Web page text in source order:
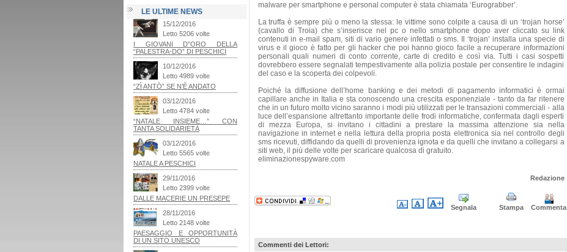
LE ULTIME NEWS
malware per smartphone e personal computer è stata chiamata ‘Eurograbber’.
La truffa è sempre più o meno la stessa: le vittime sono colpite a causa di un ‘trojan horse’
(cavallo di Troia) che s’inserisce nel pc o nello smartphone dopo aver cliccato su link
contenuti in e-mail spam, siti di vario genere infettati o sms. Il ‘trojan’ installa una specie di
virus e il gioco è fatto per gli hacker che poi hanno gioco facile a recuperare informazioni
personali quali numeri di conto corrente, carte di credito e così via. Tutti i casi sospetti
dovrebbero essere segnalati tempestivamente alla polizia postale per consentire le indagini
del caso e la scoperta dei colpevoli.
Poiché la diffusione dell’home banking e dei metodi di pagamento informatici è ormai
capillare anche in Italia e sta conoscendo una crescita esponenziale - tanto da far ritenere
che in un futuro molto vicino saranno i modi più utilizzati per le transazioni commerciali - alla
luce dell’espansione altrettanto importante delle frodi informatiche, confermata dagli esperti
di mezza Europa, si invitano i cittadini a prestare la massima attenzione sia nella
navigazione in internet e nella lettura della propria posta elettronica sia nel controllo degli
sms ricevuti, diffidando da quelli di provenienza ignota e da quelli che invitano a collegarsi a
siti web, il più delle volte per scaricare qualcosa di gratuito.
eliminazionespyware.com
Redazione
Segnala Stampa Commenta
Commenti dei Lettori: